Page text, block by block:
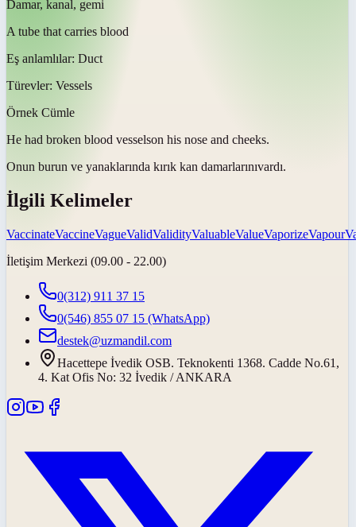
Damar, kanal, gemi
A tube that carries blood
Eş anlamlılar: Duct
Türevler: Vessels
Örnek Cümle
He had broken blood vesselson his nose and cheeks.
Onun burun ve yanaklarında kırık kan damarlarınıvardı.
İlgili Kelimeler
VaccinateVaccineVagueValidValidityValuableValueVaporizeVapour
İletişim Merkezi (09.00 - 22.00)
0(312) 911 37 15
0(546) 855 07 15 (WhatsApp)
destek@uzmandil.com
Hacettepe İvedik OSB. Teknokenti 1368. Cadde No.61,
4. Kat Ofis No: 32 İvedik / ANKARA